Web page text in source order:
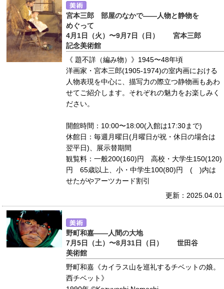
宮本三郎 部屋のなかで――人物と静物を
めぐって
4月1日（火）〜9月7日（日） 宮本三郎
記念美術館
《 題不詳（編み物）》1945〜48年頃
洋画家・宮本三郎(1905-1974)の室内画における
人物表現を中心に、描写力の際立つ静物画もあわ
せてご紹介します。それぞれの魅力をお楽しみく
ださい。
開館時間：10:00〜18:00(入館は17:30まで)
休館日：毎週月曜日(月曜日が祝・休日の場合は
翌平日)、展示替期間
観覧料：一般200(160)円 高校・大学生150(120)
円 65歳以上、小・中学生100(80)円 ( )内は
せたがやアーツカード割引
更新：2025.04.01
野町和嘉――人間の大地
7月5日（土）〜8月31日（日） 世田谷
美術館
野町和嘉《カイラス山を巡礼するチベットの娘。
西チベット》